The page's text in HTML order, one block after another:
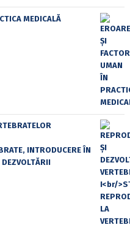
MEDICALĂ
INTRODUCERE ÎN